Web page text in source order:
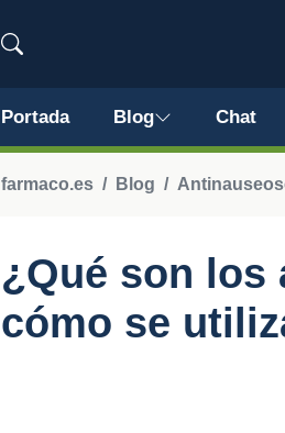
Portada Blog Chat
farmaco.es Blog
¿Qué son los
cómo se